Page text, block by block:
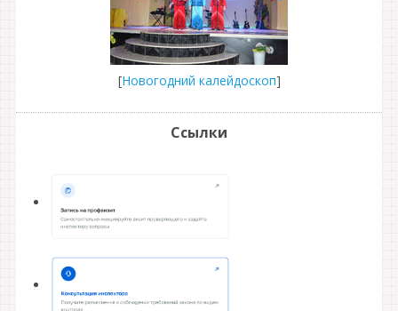
[Новогодний калейдоскоп]
Ссылки